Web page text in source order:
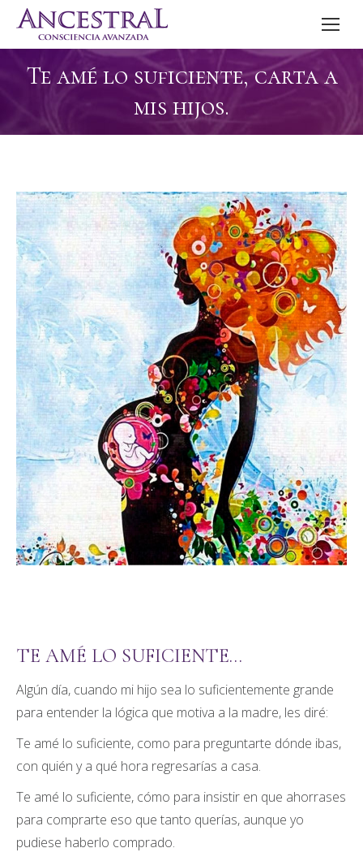
Te amé lo suficiente, carta a
mis hijos.
TE AMÉ LO SUFICIENTE…
Algún día, cuando mi hijo sea lo suficientemente grande
para entender la lógica que motiva a la madre, les diré:
Te amé lo suficiente, como para preguntarte dónde ibas,
con quién y a qué hora regresarías a casa.
Te amé lo suficiente, cómo para insistir en que ahorrases
para comprarte eso que tanto querías, aunque yo
pudiese haberlo comprado.